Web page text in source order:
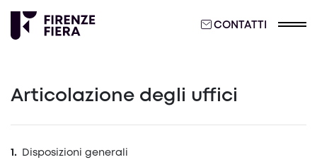
CONTATTI
Disposizioni generali
Articolazione degli uffici